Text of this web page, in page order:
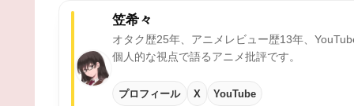
笠希々
オタク歴25年、アニメレビュー歴13年、
個人的な視点で語るアニメ批評です。
プロフィール X YouTube